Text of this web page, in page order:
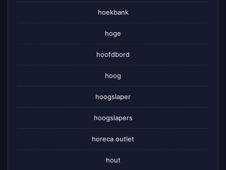
hoekbank
hoge
hoofdbord
hoog
hoogslaper
hoogslapers
horeca outlet
hout